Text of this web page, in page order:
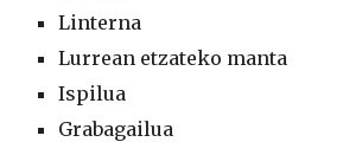
Linterna
Lurrean etzateko manta
Ispilua
Grabagailua